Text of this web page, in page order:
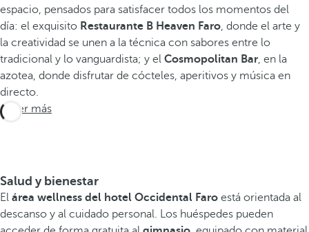
espacio, pensados para satisfacer todos los momentos del
día: el exquisito Restaurante B Heaven Faro, donde el arte y
la creatividad se unen a la técnica con sabores entre lo
tradicional y lo vanguardista; y el Cosmopolitan Bar, en la
azotea, donde disfrutar de cócteles, aperitivos y música en
directo.
Saber más
Salud y bienestar
El área wellness del hotel Occidental Faro está orientada al
descanso y al cuidado personal. Los huéspedes pueden